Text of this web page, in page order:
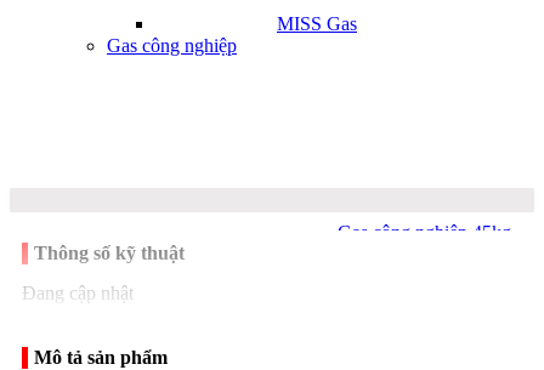
MISS Gas
Gas công nghiệp
Gas công nghiệp 45kg
Thông số kỹ thuật
Đang cập nhật
Mô tả sản phẩm